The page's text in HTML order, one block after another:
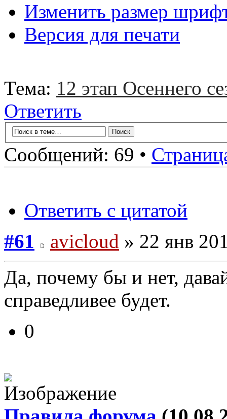
Изменить размер
Версия для печати
Тема: 12 этап Осеннего
Ответить
Сообщений: 69 •
Ответить с цитатой
#61
avicloud » 22 янв
Да, почему бы и нет,
справедливее будет.
0